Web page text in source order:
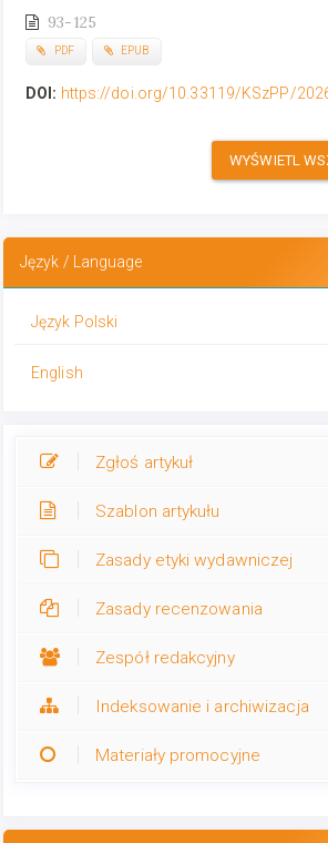
93-125
PDF EPUB
DOI: https://doi.org/10.33119/KSzPP/
WYŚWIETL
Język / Language
Język Polski
English
Zgłoś artykuł
Szablon artykułu
Zasady etyki wydawniczej
Zasady recenzowania
Zespół redakcyjny
Indeksowanie i archiwizacja
Materiały promocyjne